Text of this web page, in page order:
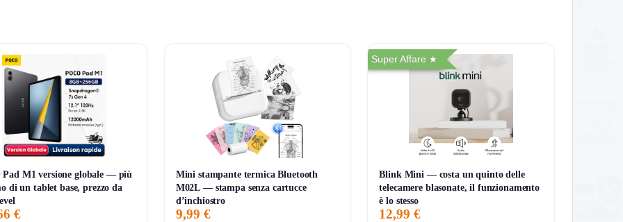
altoparlanti stereo e Widevine L1 per streaming HD.
compatibile sia per lavoro che per intrattenimento, o se desideri un dispositivo Android con espansione
Pad M1 versione globale — più
di un tablet base, prezzo da
€
Mini stampante termica Bluetooth
M02L — stampa senza cartucce
d’inchiostro
9,99 €
Super Affare
Blink Mini — costa un quinto delle
telecamere blasonate, il funzionamento
è lo stesso
12,99 €